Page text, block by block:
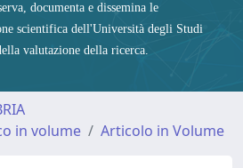
documenta e dissemina le
scientifica dell'Università degli Studi
valutazione della ricerca.
in volume
Articolo in Volume